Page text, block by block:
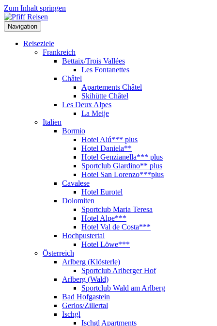
Zum Inhalt springen
Navigation
Reiseziele
Frankreich
Bettaix/Trois Vallées
Les Fontanettes
Châtel
Apartements Châtel
Skihütte Châtel
Les Deux Alpes
La Meije
Italien
Bormio
Hotel Alú*** plus
Hotel Daniela**
Hotel Genzianella*** plus
Sportclub Giardino** plus
Hotel San Lorenzo***plus
Cavalese
Hotel Eurotel
Dolomiten
Sportclub Maria Teresa
Hotel Alpe***
Hotel Val de Costa***
Hochpustertal
Hotel Löwe***
Österreich
Arlberg (Klösterle)
Sportclub Arlberger Hof
Arlberg (Wald)
Sportclub Wald am Arlberg
Bad Hofgastein
Gerlos/Zillertal
Ischgl
Ischgl Apartments